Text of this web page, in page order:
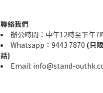
聯絡我們
辦公時間：中午12時至下午7
Whatsapp：9443 7870 (只
話)
Email: info@stand-